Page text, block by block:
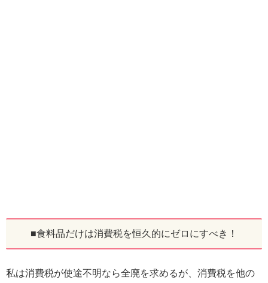
■食料品だけは消費税を恒久的にゼロにすべき！
私は消費税が使途不明なら全廃を求めるが、消費税を他の